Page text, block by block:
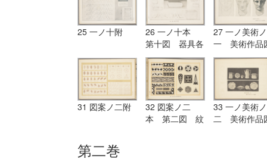
25 一ノ十附
26 一ノ十本
第十図 器具各
種
27 一ノ美術ノ
一 美術作品
（一）米国画
の描ける描方
31 図案ノ二附
32 図案ノ二
本 第二図 紋
33 一ノ美術ノ
二 美術作品
第二巻